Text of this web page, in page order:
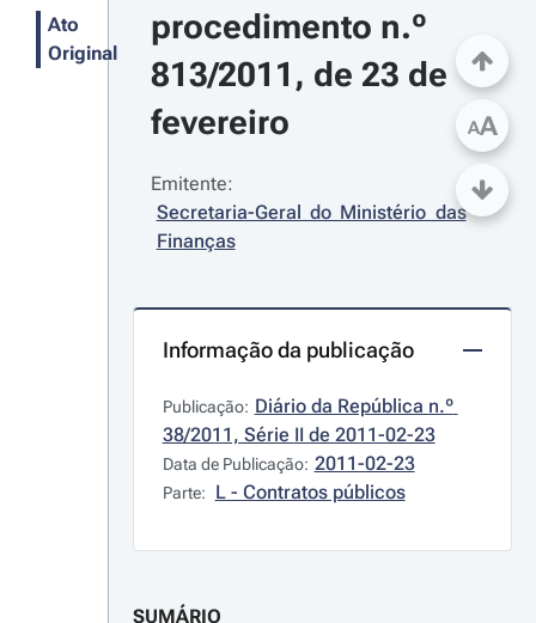
Ato
Original
procedimento n.º
813/2011, de 23 de
fevereiro
Emitente:
Secretaria-Geral do Ministério das
Finanças
Informação da publicação
Publicação: Diário da República n.º
38/2011, Série II de 2011-02-23
Data de Publicação: 2011-02-23
Parte: L - Contratos públicos
SUMÁRIO
AA